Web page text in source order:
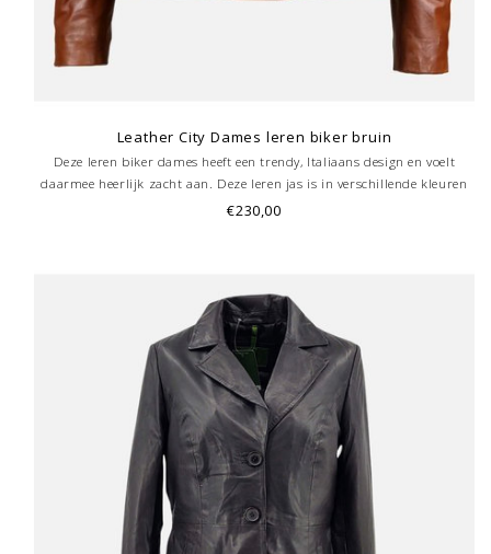
Leather City Dames leren biker bruin
Deze leren biker dames heeft een trendy, Italiaans design en voelt
daarmee heerlijk zacht aan. Deze leren jas is in verschillende kleuren
te verkrijgen. De dames leren jas is dankzij de luxueuze -behandeling
€230,00